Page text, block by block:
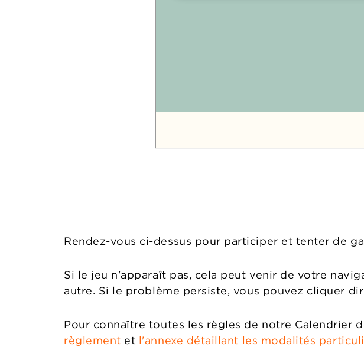
Rendez-vous ci-dessus pour participer et tenter de
Si le jeu n'apparaît pas, cela peut venir de votre
autre. Si le problème persiste, vous pouvez cliquer
Pour connaître toutes les règles de notre Calendrier
règlement et l'annexe détaillant les modalités